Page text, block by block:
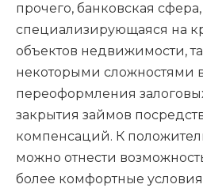
прочего, банковская
специализирующаяся на
объектов недвижимости,
некоторыми сложностями
переоформления
закрытия займов
компенсаций. К
можно отнести
более комфортные